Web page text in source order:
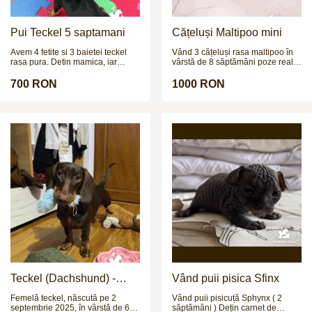
Pui Teckel 5 saptamani
Avem 4 fetite si 3 baietei teckel
rasa pura. Detin mamica, iar
cerere. Cateii sunt deparazitati
700 RON
Cățeluși Maltipoo mini
Vând 3 cățeluși rasa maltipoo în
vârstă de 8 săptămâni poze reale
vă aștept pe wapp
1000 RON
Teckel (Dachshund) -
Femelă teckel, născută pe 2
septembrie 2025, în vârstă de 6
Vând puii pisica Sfinx
Vând puii pisicuță Sphynx ( 2
săptămâni ) Dețin carnet de